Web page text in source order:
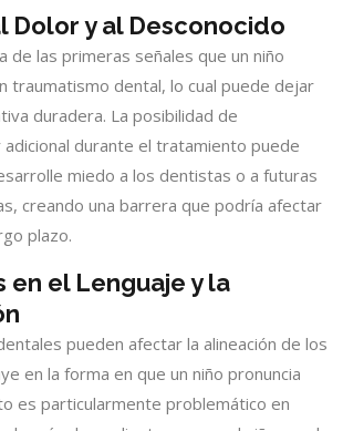
Dolor y al Desconocido
de las primeras señales que un niño
traumatismo dental, lo cual puede dejar
duradera. La posibilidad de
durante el tratamiento puede
miedo a los dentistas o a futuras
creando una barrera que podría afectar
plazo.
en el Lenguaje y la
pueden afectar la alineación de los
en la forma en que un niño pronuncia
es particularmente problemático en